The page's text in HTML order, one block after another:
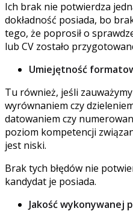
Ich brak nie potwierdza
dokładność posiada, bo
tego, że poprosił o
lub CV zostało
Umiejętność
Tu również, jeśli
wyrównaniem czy
datowaniem czy
poziom kompetencji
jest niski.
Brak tych błędów nie
kandydat je posiada.
Jakość wykonywanej